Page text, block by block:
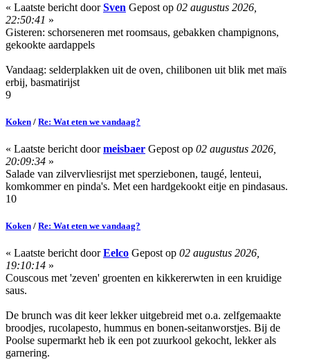
« Laatste bericht doorSven Gepost op 02 augustus 2026,
22:50:41 »
Gisteren: schorseneren met roomsaus, gebakken champignons,
gekookte aardappels
Vandaag: selderplakken uit de oven, chilibonen uit blik met maïs
erbij, basmatirijst
9
Koken / Re: Wat eten we vandaag?
« Laatste bericht doormeisbaer Gepost op 02 augustus 2026,
20:09:34 »
Salade van zilvervliesrijst met sperziebonen, taugé, lenteui,
komkommer en pinda's. Met een hardgekookt eitje en pindasaus.
10
Koken / Re: Wat eten we vandaag?
« Laatste bericht doorEelco Gepost op 02 augustus 2026,
19:10:14 »
Couscous met 'zeven' groenten en kikkererwten in een kruidige
saus.
De brunch was dit keer lekker uitgebreid met o.a. zelfgemaakte
broodjes, rucolapesto, hummus en bonen-seitanworstjes. Bij de
Poolse supermarkt heb ik een pot zuurkool gekocht, lekker als
garnering.